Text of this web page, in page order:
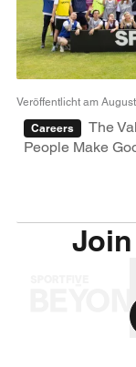
Veröffentlicht am
Careers
The
People Make